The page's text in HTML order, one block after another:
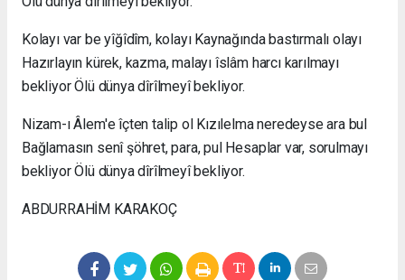
Kolayı var be yîğîdîm, kolayı Kaynağında bastırmalı olayı
Hazırlayın kürek, kazma, malayı îslâm harcı karılmayı
bekliyor Ölü dünya dîrîlmeyî bekliyor.
Nizam-ı Âlem'e îçten talip ol Kızılelma neredeyse ara bul
Bağlamasın senî şöhret, para, pul Hesaplar var, sorulmayı
bekliyor Ölü dünya dîrîlmeyî bekliyor.
ABDURRAHİM KARAKOÇ